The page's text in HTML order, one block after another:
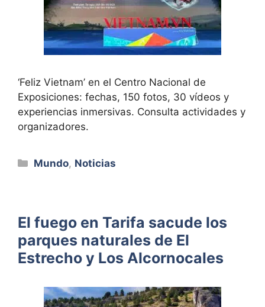
‘Feliz Vietnam’ en el Centro Nacional de
Exposiciones: fechas, 150 fotos, 30 vídeos y
experiencias inmersivas. Consulta actividades y
organizadores.
Categorías
Mundo, Noticias
El fuego en Tarifa sacude los
parques naturales de El
Estrecho y Los Alcornocales